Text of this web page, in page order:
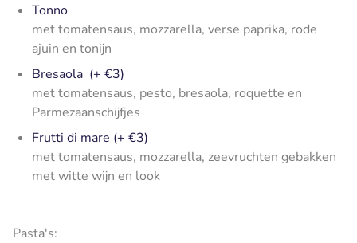
Tonno
met tomatensaus, mozzarella, verse paprika, rode
ajuin en tonijn
Bresaola (+ €3)
met tomatensaus, pesto, bresaola, roquette en
Parmezaanschijfjes
Frutti di mare (+ €3)
met tomatensaus, mozzarella, zeevruchten gebakken
met witte wijn en look
Pasta's: